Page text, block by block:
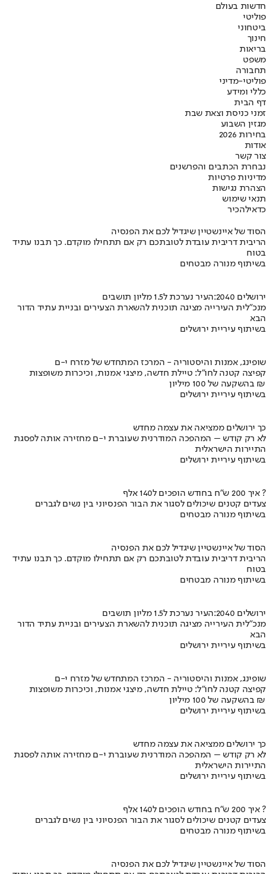
חדשות בעולם
פוליטי
ביטחוני
חינוך
בריאות
משפט
תחבורה
פוליטי-מדיני
כללי ומידע
דף הבית
זמני כניסת וצאת שבת
מגזין השבוע
בחירות 2026
אודות
צור קשר
נבחרת הכתבים והפרשנים
מדיניות פרטיות
הצהרת נגישות
תנאי שימוש
כדאילהכיר
הסוד של איינשטיין שיגדיל לכם את הפנסיה
הריבית דריבית עובדת לטובתכם רק אם תתחילו מוקדם. כך תבנו עתיד
בטוח
בשיתוף מנורה מבטחים
ירושלים 2040:העיר נערכת ל1.5 מליון תושבים
מנכ"לית העירייה מציגה תוכנית להשארת הצעירים ובניית עתיד הדור
הבא
בשיתוף עיריית ירושלים
שופינג, אמנות והיסטוריה - המרכז המתחדש של מזרח י-ם
קפיצה קטנה לחו"ל: טיילת חדשה, מיצגי אמנות, וכיכרות משופצות
בהשקעה של 100 מיליון ₪
בשיתוף עיריית ירושלים
כך ירושלים ממציאה את עצמה מחדש
לא רק קודש – המהפכה המודרנית שעוברת י-ם מחזירה אותה לפסגת
התיירות הישראלית
בשיתוף עיריית ירושלים
איך 200 ש"ח בחודש הופכים ל140 אלף ?
צעדים קטנים שיכולים לסגור את הבור הפנסיוני בין נשים לגברים
בשיתוף מנורה מבטחים
הסוד של איינשטיין שיגדיל לכם את הפנסיה
הריבית דריבית עובדת לטובתכם רק אם תתחילו מוקדם. כך תבנו עתיד
בטוח
בשיתוף מנורה מבטחים
ירושלים 2040:העיר נערכת ל1.5 מליון תושבים
מנכ"לית העירייה מציגה תוכנית להשארת הצעירים ובניית עתיד הדור
הבא
בשיתוף עיריית ירושלים
שופינג, אמנות והיסטוריה - המרכז המתחדש של מזרח י-ם
קפיצה קטנה לחו"ל: טיילת חדשה, מיצגי אמנות, וכיכרות משופצות
בהשקעה של 100 מיליון ₪
בשיתוף עיריית ירושלים
כך ירושלים ממציאה את עצמה מחדש
לא רק קודש – המהפכה המודרנית שעוברת י-ם מחזירה אותה לפסגת
התיירות הישראלית
בשיתוף עיריית ירושלים
איך 200 ש"ח בחודש הופכים ל140 אלף ?
צעדים קטנים שיכולים לסגור את הבור הפנסיוני בין נשים לגברים
בשיתוף מנורה מבטחים
הסוד של איינשטיין שיגדיל לכם את הפנסיה